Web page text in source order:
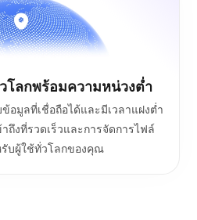
โลกพร้อมความหน่วงต่ำ
อมูลที่เชื่อถือได้และมีเวลาแฝงต่ำ
ถึงที่รวดเร็วและการจัดการไฟล์
บผู้ใช้ทั่วโลกของคุณ